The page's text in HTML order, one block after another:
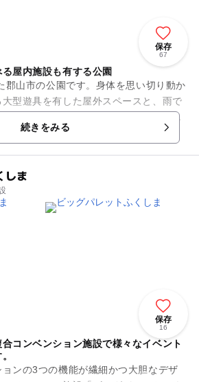
保存
67
屋内施設も有する公園
郡山市の公園です。身体を思い切り動か
型遊具を有した屋外スペースと、雨で
「体験学習施設」があり、季節天候を
が...続きをみる
しま
保存
16
コンベンション施設で様々なイベント
ンの3つの機能が繊細かつ大胆なデザ